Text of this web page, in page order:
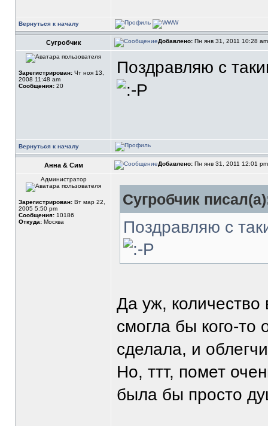
Вернуться к началу
Сугробчик Добавлено: Пн янв 31, 2011 10:28
Зарегистрирован: Чт ноя 13,
2008 11:48 am
Сообщения: 20
Поздравляю с
Вернуться к началу
Анна & Сим Добавлено: Пн янв 31, 2011 12:01
Администратор
Зарегистрирован: Вт мар 22,
2005 5:50 pm
Сообщения: 10186
Откуда: Москва
Сугробчик
Поздравляю с
Да уж,
смогла бы кого-то
сделала, и
Но, ттт, помет
была бы просто